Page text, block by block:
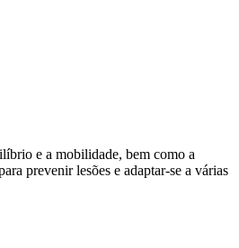
e a mobilidade, bem como a
prevenir lesões e adaptar-se a várias